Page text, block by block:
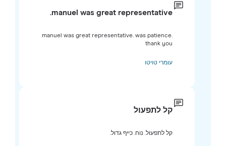
manuel was great representative.
manuel was great representative. was patience.
thank you
עומרי טויטו
קל לתפעול
קל לתפעול. נוח. כייף גדול.